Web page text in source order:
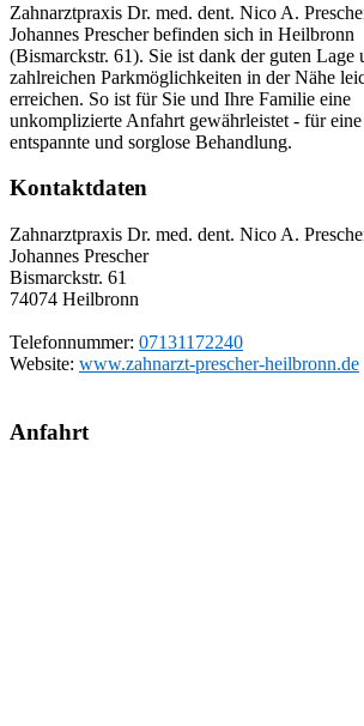
Zahnarztpraxis Dr. med. dent. Nico A.
Johannes Prescher befinden sich in Heilbronn
(Bismarckstr. 61). Sie ist dank der guten Lage
zahlreichen Parkmöglichkeiten in der Nähe
erreichen. So ist für Sie und Ihre Familie eine
unkomplizierte Anfahrt gewährleistet - für eine
entspannte und sorglose Behandlung.
Kontaktdaten
Zahnarztpraxis Dr. med. dent. Nico A.
Johannes Prescher
Bismarckstr. 61
74074 Heilbronn
Telefonnummer: 07131172240
Website: www.zahnarzt-prescher-heilbronn.de
Anfahrt